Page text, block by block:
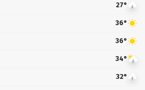
27°
36°
36°
34°
32°